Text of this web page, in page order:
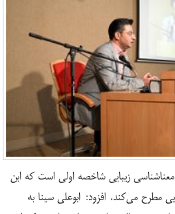
زیبایی شاخصه اولی است که ابن
مطرح می‌کند، افزود: ابوعلی سینا به